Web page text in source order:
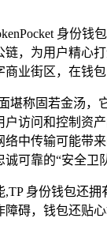
身份
链，为用户精心
业街区，在钱
堪称固若金汤，
访问和控制资
中传输可能带
可靠的“安全卫
,TP 身份钱包还
碍，钱包还贴